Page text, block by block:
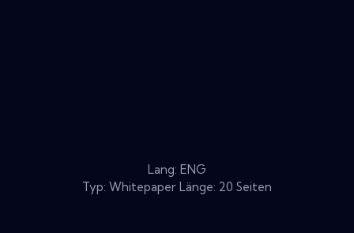
Lang: ENG
Typ: Whitepaper Länge: 20 Seiten